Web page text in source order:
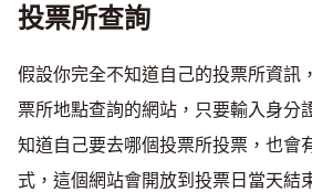
投票所查詢
假設你完全不知道自己的投票所資訊
票所地點查詢的網站，只要輸入身分
知道自己要去哪個投票所投票，也會
式，這個網站會開放到投票日當天結